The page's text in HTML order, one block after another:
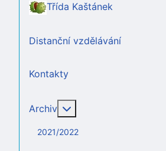
Třída Kaštánek
Distanční vzdělávání
Kontakty
Archiv
2021/2022